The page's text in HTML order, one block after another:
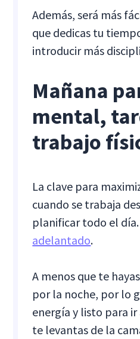
Además, será más
que dedicas tu
introducir más
Mañana
mental,
trabajo
La clave para
cuando se trabaja
planificar todo el día.
adelantado.
A menos que te
por la noche, por lo
energía y listo para
te levantas de la